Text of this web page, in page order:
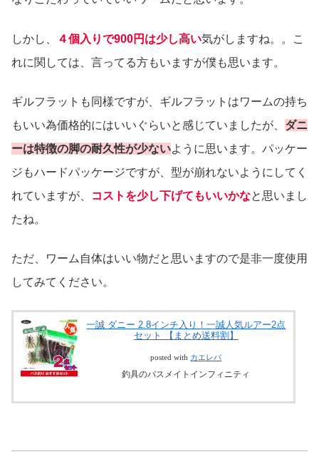
しかし、 ４個入りで900円は少し高い気がしますね。。こ
れに関しては、言ってる方もいますが僕も思います。
ギルフラットも同様ですが、ギルフラットはワームの持ち
もいい為価格的にはいいぐらいと感じていましたが、 ダニ
ーは特徴の脚の耐久性が少ないように思います。パッケー
ジもハードパッケージですが、型が崩れないようにしてく
れていますが、
コストを少し下げてもいいかなと思いまし
たね。
ただ、ワーム自体はいい物だと思いますので是非一度使用
してみてください。
一誠 ダニー 2.8インチ入り！一誠人気ルアー2点
セット 【まとめ送料割】
posted with カエレバ
釣具のバスメイトインフィニティ